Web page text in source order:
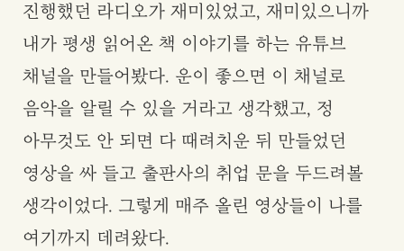
진행했던 라디오가 재미있었고, 재미있으니까
내가 평생 읽어온 책 이야기를 하는 유튜브
채널을 만들어봤다. 운이 좋으면 이 채널로
음악을 알릴 수 있을 거라고 생각했고, 정
아무것도 안 되면 다 때려치운 뒤 만들었던
영상을 싸 들고 출판사의 취업 문을 두드려볼
생각이었다. 그렇게 매주 올린 영상들이 나를
여기까지 데려왔다.